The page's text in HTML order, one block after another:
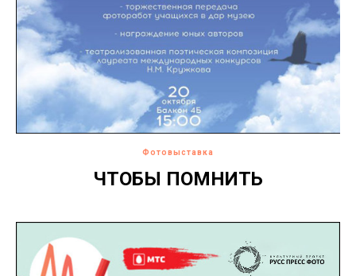
Фотовыставка
ЧТОБЫ ПОМНИТЬ